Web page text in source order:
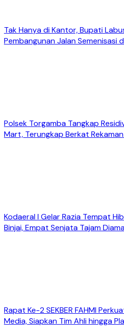
Tak Hanya di Kantor, Bupati
Pembangunan Jalan Semenisasi
Polsek Torgamba Tangkap
Mart, Terungkap Berkat
Kodaeral I Gelar Razia Tempat
Binjai, Empat Senjata Tajam
Rapat Ke-2 SEKBER FAHMI
Media, Siapkan Tim Ahli hingga